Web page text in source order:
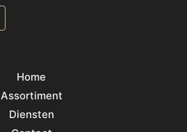
Home
Assortiment
Diensten